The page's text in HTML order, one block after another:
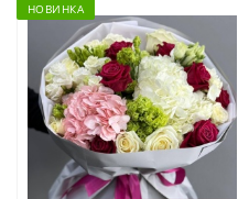
НОВИНКА